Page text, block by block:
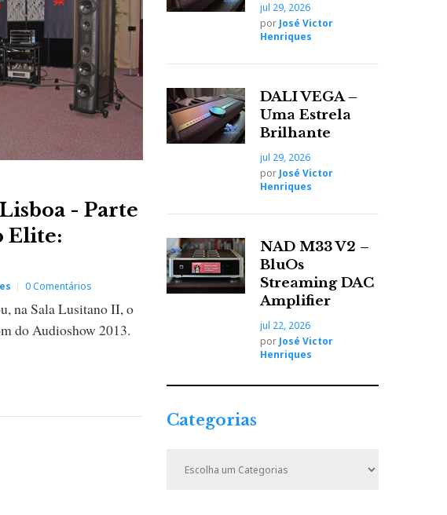
- Parte
Elite:
0 Comentários
na Sala Lusitano II, o
do Audioshow 2013.
jul 29, 2026
por José Victor
Henriques
DALI VEGA –
Uma Estrela
Brilhante
jul 29, 2026
por José Victor
Henriques
NAD M33 V2 –
BluOs
Streaming DAC
Amplifier
jul 22, 2026
por José Victor
Henriques
Categorias